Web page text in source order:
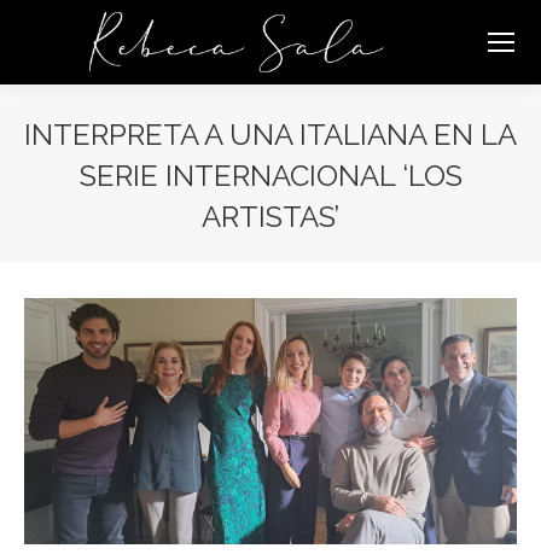
INTERPRETA A UNA ITALIANA EN LA
SERIE INTERNACIONAL ‘LOS
ARTISTAS’